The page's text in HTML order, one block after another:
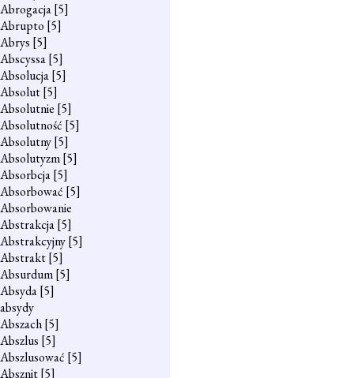
Abrogacja[5]
Abrupto [5]
Abrys [5]
Abscyssa[5]
Absolucja[5]
Absolut[5]
Absolutnie [5]
Absolutność [5]
Absolutny[5]
Absolutyzm[5]
Absorbcja[5]
Absorbować [5]
Absorbowanie
Abstrakcja[5]
Abstrakcyjny[5]
Abstrakt[5]
Absurdum[5]
Absyda[5]
absydy
Abszach[5]
Abszlus [5]
Abszlusować [5]
Absznit[5]